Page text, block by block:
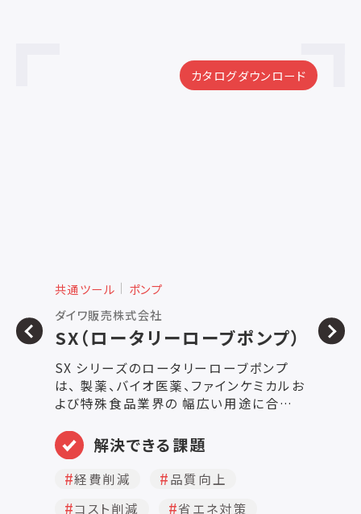
カタログダウンロード
共通ツール
ポンプ
ダイワ販売株式会社
SX（ロータリーローブポンプ）
SX シリーズのロータリーローブポンプ
は、 製薬、バイオ医薬、ファインケミカルお
よび特殊食品業界の 幅広い用途に合わ
EHEDG(欧州衛生的装置設計組合)認証
を受けており、 プロトコルに従い、完全に
CIP 洗浄可能です。 そのため洗浄性と耐
腐食特性が最も重要である用途に最適で
す。 さらに、SX ポンプ製品は、USA3-A衛
解決できる課題
経費削減
品質向上
コスト削減
省エネ対策